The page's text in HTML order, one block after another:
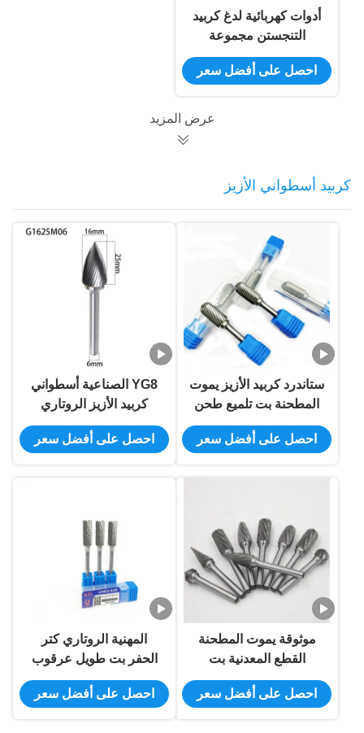
أدوات كهربائية لدغ كربيد
التنجستن مجموعة
شفرات نحت عالية
السرعة تأثير المتانة
احصل على أفضل سعر
عرض المزيد
كربيد أسطواني الأزيز
ستاندرد كربيد الأزيز يموت
المطحنة بت تلميع طحن
الأزيز الملفات الدوارة
احصل على أفضل سعر
YG8 الصناعية أسطواني
كربيد الأزيز الروتاري
المبرد لحفر ديامتر
عرقوب مخصصة
احصل على أفضل سعر
موثوقة يموت المطحنة
القطع المعدنية بت
اسطوانة دوارة المبرد
فضي اللون
احصل على أفضل سعر
المهنية الروتاري كتر
الحفر بت طويل عرقوب
لقم خدمة تصنيع المعدات
الأصلية أوديإم
احصل على أفضل سعر